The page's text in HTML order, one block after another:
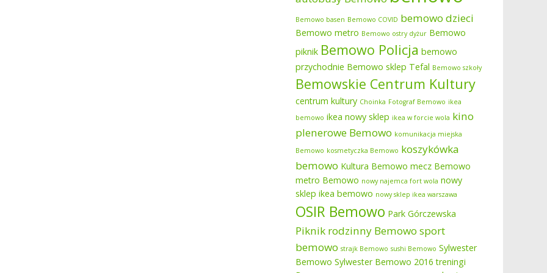
Bemowo basen Bemowo COVID bemowo dzieci
Bemowo metro Bemowo ostry dyżur Bemowo
piknik Bemowo Policja bemowo
przychodnie Bemowo sklep Tefal Bemowo szkoły
Bemowskie Centrum Kultury
centrum kultury Choinka Fotograf Bemowo ikea
bemowo ikea nowy sklep ikea w forcie wola kino
plenerowe Bemowo komunikacja miejska
Bemowo kosmetyczka Bemowo koszykówka
bemowo Kultura Bemowo mecz Bemowo
metro Bemowo nowy najemca fort wola nowy
sklep ikea bemowo nowy sklep ikea warszawa
OSIR Bemowo Park Górczewska
Piknik rodzinny Bemowosport
bemowo strajk Bemowo sushi Bemowo Sylwester
Bemowo Sylwester Bemowo 2016 treningi